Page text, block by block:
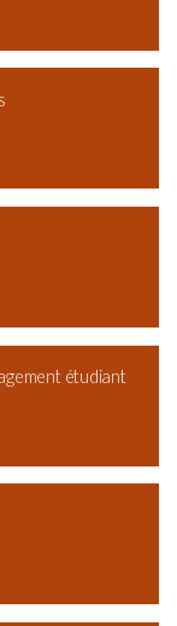
étudiant